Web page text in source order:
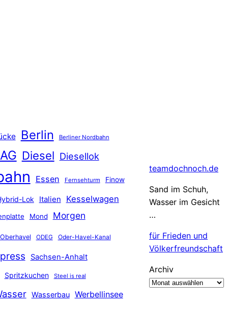
Berlin Berliner Nordbahn
Diesel Diesellok
Essen Fernsehturm Finow
Lok Italien Kesselwagen
Mond Morgen
Oberhavel ODEG Oder-Havel-Kanal
Sachsen-Anhalt
Spritzkuchen Steel is real
Wasserbau Werbellinsee
teamdochnoch.de
Sand im Schuh,
Wasser im Gesicht
…
für Frieden und
Völkerfreundschaft
Archiv